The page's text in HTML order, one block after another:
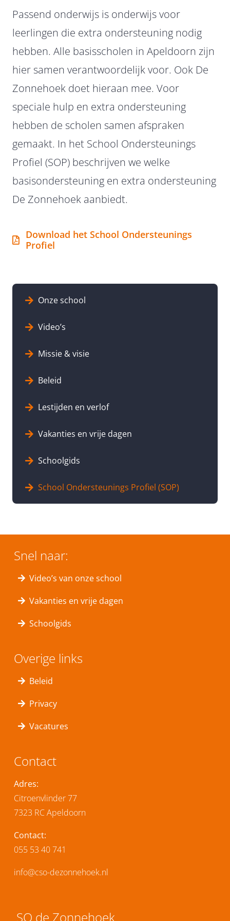
Passend onderwijs is onderwijs voor
leerlingen die extra ondersteuning nodig
hebben. Alle basisscholen in Apeldoorn zijn
hier samen verantwoordelijk voor. Ook De
Zonnehoek doet hieraan mee. Voor
speciale hulp en extra ondersteuning
hebben de scholen samen afspraken
gemaakt. In het School Ondersteunings
Profiel (SOP) beschrijven we welke
basisondersteuning en extra ondersteuning
De Zonnehoek aanbiedt.
Download het School Ondersteunings
Profiel
Onze school
Video’s
Missie & visie
Beleid
Lestijden en verlof
Vakanties en vrije dagen
Schoolgids
School Ondersteunings Profiel (SOP)
SO de Zonnehoek
Snel naar:
Video’s van onze school
Vakanties en vrije dagen
Schoolgids
Overige links
Beleid
Privacy
Vacatures
Contact
Adres:
Citroenvlinder 77
7323 RC Apeldoorn
Contact:
055 53 40 741
info@cso-dezonnehoek.nl